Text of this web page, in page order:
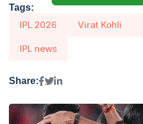
Tags:
IPL 2026 Virat Kohli
IPL news
Share: